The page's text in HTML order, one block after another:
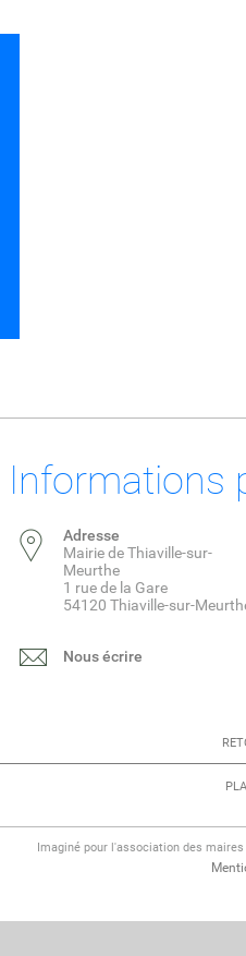
Informations
Adresse
Mairie de Thiaville-sur-
Meurthe
1 rue de la Gare
54120 Thiaville-sur-
Nous écrire
Imaginé pour l'association des